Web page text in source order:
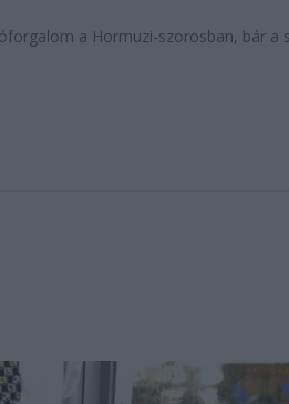
a Hormuzi-szorosban, bár a